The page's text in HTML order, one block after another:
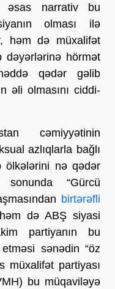
əsas narrativ bu
olması ilə
həm də müxalifət
dəyərlərinə hörmət
qədər gəlib
əli olmasını ciddi-
cəmiyyətinin
azlıqlarla bağlı
ölkələrini nə qədər
“Gürcü
birtərəfli
də ABŞ siyasi
partiyanın bu
etməsi sənədin “öz
müxalifət partiyası
bu müqaviləyə